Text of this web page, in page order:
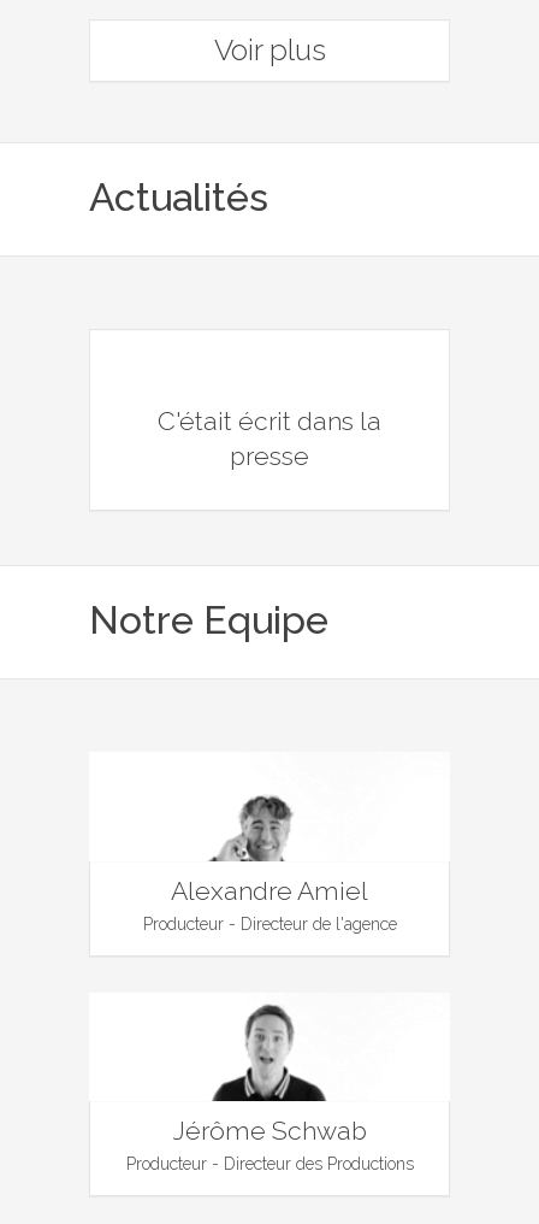
Voir plus
Actualités
C'était écrit dans la
presse
Notre Equipe
Alexandre Amiel
Producteur - Directeur de l'agence
Jérôme Schwab
Producteur - Directeur des Productions